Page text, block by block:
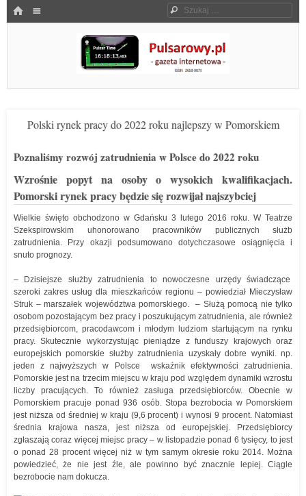
HOME Szukaj
Pulsarowy.pl
Polski rynek pracy do 2022 roku najlepszy w Pomorskiem
Poznaliśmy rozwój zatrudnienia w Polsce do 2022 roku
Wzrośnie popyt na osoby o wysokich kwalifikacjach.
Pomorski rynek pracy będzie się rozwijał najszybciej
Wielkie święto obchodzono w Gdańsku 3 lutego 2016 roku. W Teatrze
Szekspirowskim uhonorowano pracowników publicznych służb
zatrudnienia. Przy okazji podsumowano dotychczasowe osiągnięcia i
snuto prognozy.
– Dzisiejsze służby zatrudnienia to nowoczesne urzędy świadczące
szeroki zakres usług dla mieszkańców regionu – powiedział Mieczysław
Struk – marszałek województwa pomorskiego. – Służą pomocą nie tylko
osobom pozostającym bez pracy i poszukującym zatrudnienia, ale również
przedsiębiorcom, pracodawcom i młodym ludziom startującym na rynku
pracy. Skutecznie wykorzystując pieniądze z funduszy krajowych oraz
europejskich pomorskie służby zatrudnienia uzyskały dobre wyniki. np.
jeden z najwyższych w Polsce wskaźnik efektywności zatrudnienia.
Pomorskie jest na trzecim miejscu w kraju pod względem dynamiki wzrostu
liczby pracujących. To również zasługa przedsiębiorców. Obecnie w
Pomorskiem pracuje ponad 936 osób. Stopa bezrobocia w Pomorskiem
jest niższa od średniej w kraju (9,6 procent) i wynosi 9 procent. Natomiast
średnia krajowa nasza, jest niższa od europejskiej. Przedsiębiorcy
zgłaszają coraz więcej miejsc pracy – w listopadzie ponad 6 tysięcy, to jest
o ponad 28 procent więcej niż w tym samym okresie roku 2014. Można
powiedzieć, że nie jest źle, ale powinno być znacznie lepiej. Ciągle
bezrobocie nam dokucza.